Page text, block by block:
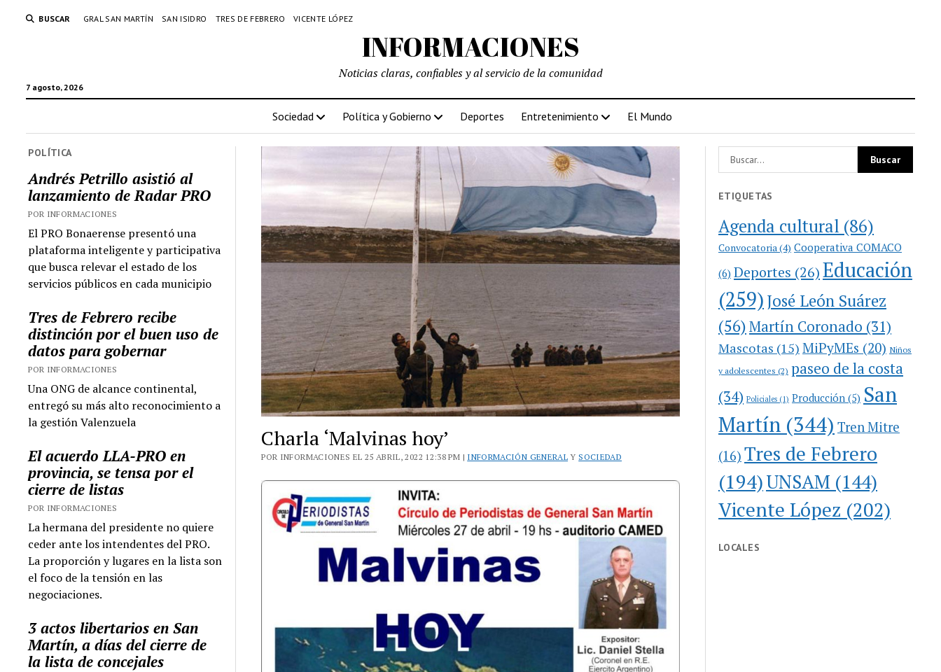
BUSCAR GRAL SAN MARTÍN SAN ISIDRO TRES DE FEBRERO VICENTE LÓPEZ
INFORMACIONES
7 agosto, 2026
Noticias claras, confiables y al servicio de la comunidad
Sociedad Política y Gobierno Deportes Entretenimiento El Mundo
POLÍTICA
Andrés Petrillo asistió al
lanzamiento de Radar PRO
POR INFORMACIONES
El PRO Bonaerense presentó una
plataforma inteligente y participativa
que busca relevar el estado de los
servicios públicos en cada municipio
Tres de Febrero recibe
distinción por el buen uso de
datos para gobernar
POR INFORMACIONES
Una ONG de alcance continental,
entregó su más alto reconocimiento a
la gestión Valenzuela
El acuerdo LLA-PRO en
provincia, se tensa por el
cierre de listas
POR INFORMACIONES
La hermana del presidente no quiere
ceder ante los intendentes del PRO.
La proporción y lugares en la lista son
el foco de la tensión en las
negociaciones.
3 actos libertarios en San
Martín, a días del cierre de
la lista de concejales
Charla ‘Malvinas hoy’
POR INFORMACIONES EL 25 ABRIL, 2022 12:38 PM | INFORMACIÓN GENERAL Y SOCIEDAD
ETIQUETAS
Agenda cultural (86)
Convocatoria (4) Cooperativa COMACO
(6) Deportes (26)Educación
(259)José León Suárez
(56)Martín Coronado (31)
Mascotas (15) MiPyMEs (20) Niños
y adolescentes (2) paseo de la costa
(34) Policiales (1) Producción (5) San
Martín (344) Tren Mitre
(16) Tres de Febrero
(194)UNSAM (144)
Vicente López (202)
LOCALES